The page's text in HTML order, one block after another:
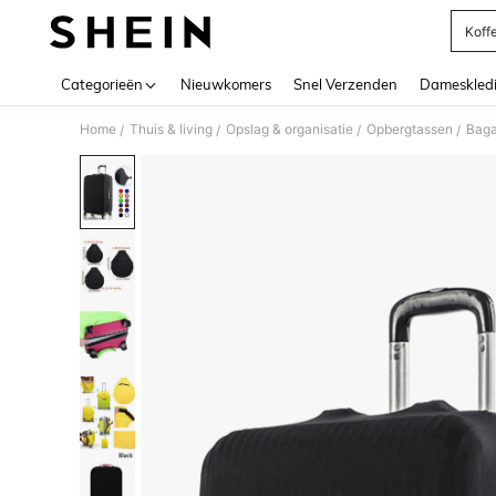
Categorieën Nieuwkomers Snel Verzenden
Home / Thuis & living / Opslag & organisatie / Opbergtassen /